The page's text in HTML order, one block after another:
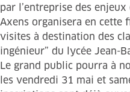
par l’entreprise des
Axens organisera en cette
visites à destination des
ingénieur” du lycée Jean-
Le grand public pourra à
les vendredi 31 mai et